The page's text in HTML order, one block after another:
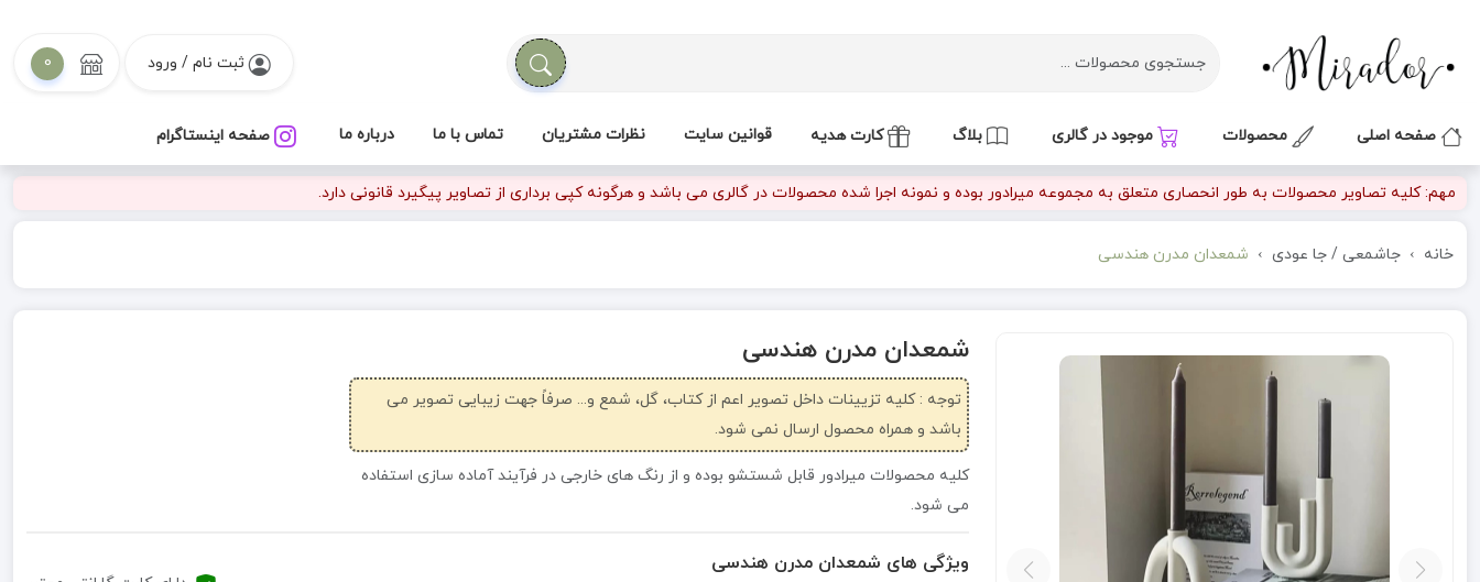
ثبت نام / ورود 0
صفحه اصلی محصولات موجود در گالری بلاگ کارت هدیه قوانین سایت نظرات مشتریان تماس با ما درباره ما صفحه اینستاگرام
مهم: کلیه تصاویر محصولات به طور انحصاری متعلق به مجموعه میرادور بوده و نمونه اجرا شده محصولات در گالری می باشد و هرگونه کپی برداری از تصاویر پیگیرد قانونی دارد.
خانه جاشمعی / جا عودی شمعدان مدرن هندسی
شمعدان مدرن هندسی
توجه : کلیه تزیینات داخل تصویر اعم از کتاب، گل، شمع و... صرفاً جهت زیبایی تصویر می
باشد و همراه محصول ارسال نمی شود.
کلیه محصولات میرادور قابل شستشو بوده و از رنگ های خارجی در فرآیند آماده سازی استفاده
می شود.
ویژگی های شمعدان مدرن هندسی